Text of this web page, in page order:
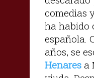
comedias
ha habido
española.
años, se
Henares a